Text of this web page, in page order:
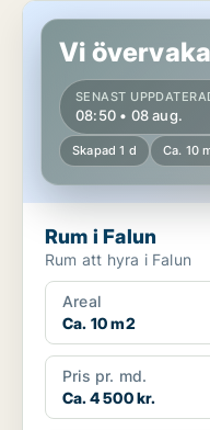
Rum i Falun
Vi
SENAST
08:50 • 08 aug.
Skapad 1 d Ca. 10
Rum i Falun
Rum att hyra i Falun
Areal
Ca. 10 m2
Pris pr. md.
Ca. 4 500 kr.